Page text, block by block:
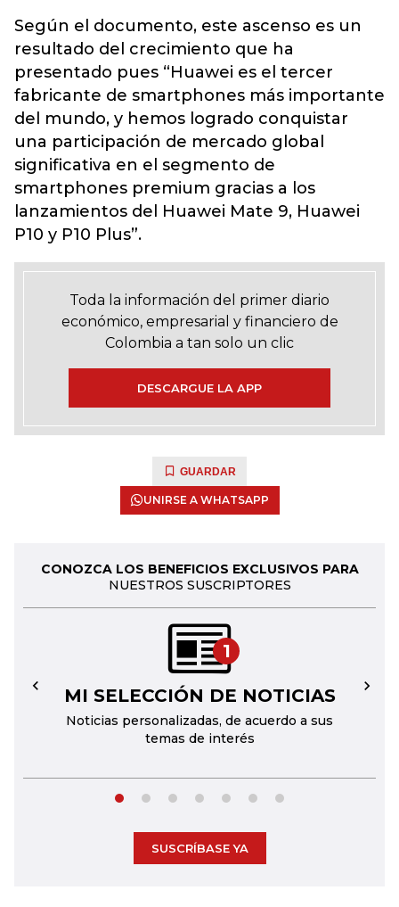
Según el documento, este ascenso es un
resultado del crecimiento que ha
presentado pues “Huawei es el tercer
fabricante de smartphones más importante
del mundo, y hemos logrado conquistar
una participación de mercado global
significativa en el segmento de
smartphones premium gracias a los
lanzamientos del Huawei Mate 9, Huawei
P10 y P10 Plus”.
Toda la información del primer diario
económico, empresarial y financiero de
Colombia a tan solo un clic
DESCARGUE LA APP
GUARDAR
UNIRSE A WHATSAPP
CONOZCA LOS BENEFICIOS EXCLUSIVOS PARA
NUESTROS SUSCRIPTORES
1
MI SELECCIÓN DE NOTICIAS
Noticias personalizadas, de acuerdo a sus
temas de interés
← →
SUSCRÍBASE YA